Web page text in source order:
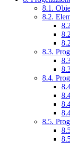
8.1.
8.2.
8.3.
8.4.
8.5.